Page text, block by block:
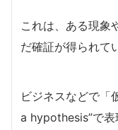
これは、ある現象
だ確証が得られて
ビジネスなどで「
a hypothesis”で